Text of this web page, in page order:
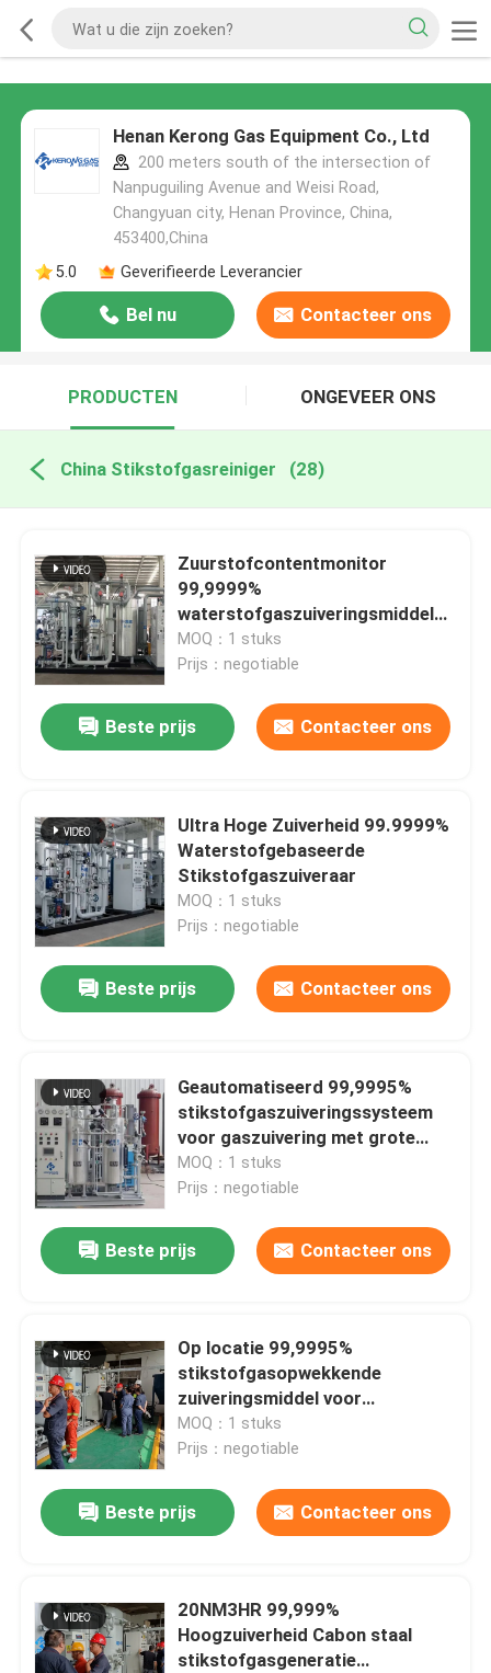
Henan Kerong Gas Equipment Co., Ltd
200 meters south of the intersection of
Nanpuguiling Avenue and Weisi Road,
Changyuan city, Henan Province, China,
453400,China
5.0
Geverifieerde Leverancier
Bel nu Contacteer ons
PRODUCTEN ONGEVEER ONS
China Stikstofgasreiniger (28)
Zuurstofcontentmonitor
99,9999%
waterstofgaszuiveringsmiddel
op basis van stikstof
MOQ：1 stuks
Prijs：negotiable
Beste prijs Contacteer ons
Ultra Hoge Zuiverheid 99.9999%
Waterstofgebaseerde
Stikstofgaszuiveraar
MOQ：1 stuks
Prijs：negotiable
Beste prijs Contacteer ons
Geautomatiseerd 99,9995%
stikstofgaszuiveringssysteem
voor gaszuivering met grote
capaciteit
MOQ：1 stuks
Prijs：negotiable
Beste prijs Contacteer ons
Op locatie 99,9995%
stikstofgasopwekkende
zuiveringsmiddel voor
koudgewalste platen
MOQ：1 stuks
Prijs：negotiable
Beste prijs Contacteer ons
20NM3HR 99,999%
Hoogzuiverheid Cabon staal
stikstofgasgeneratie